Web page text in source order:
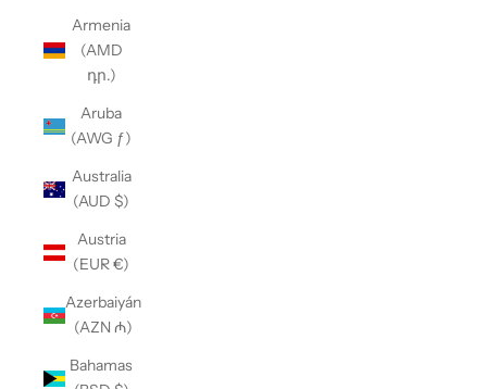
Armenia
(AMD
դր.)
Aruba
(AWG ƒ)
Australia
(AUD $)
Austria
(EUR €)
Azerbaiyán
(AZN ₼)
Bahamas